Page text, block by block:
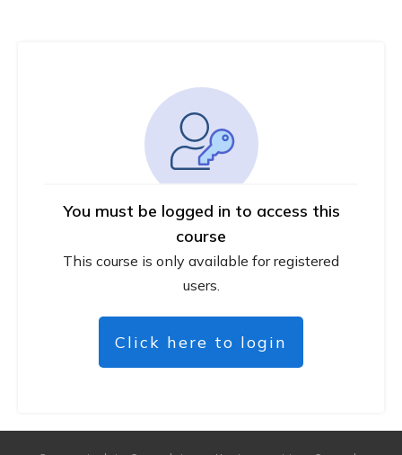
You must be logged in to access this
course
This course is only available for registered
users.
Click here to login